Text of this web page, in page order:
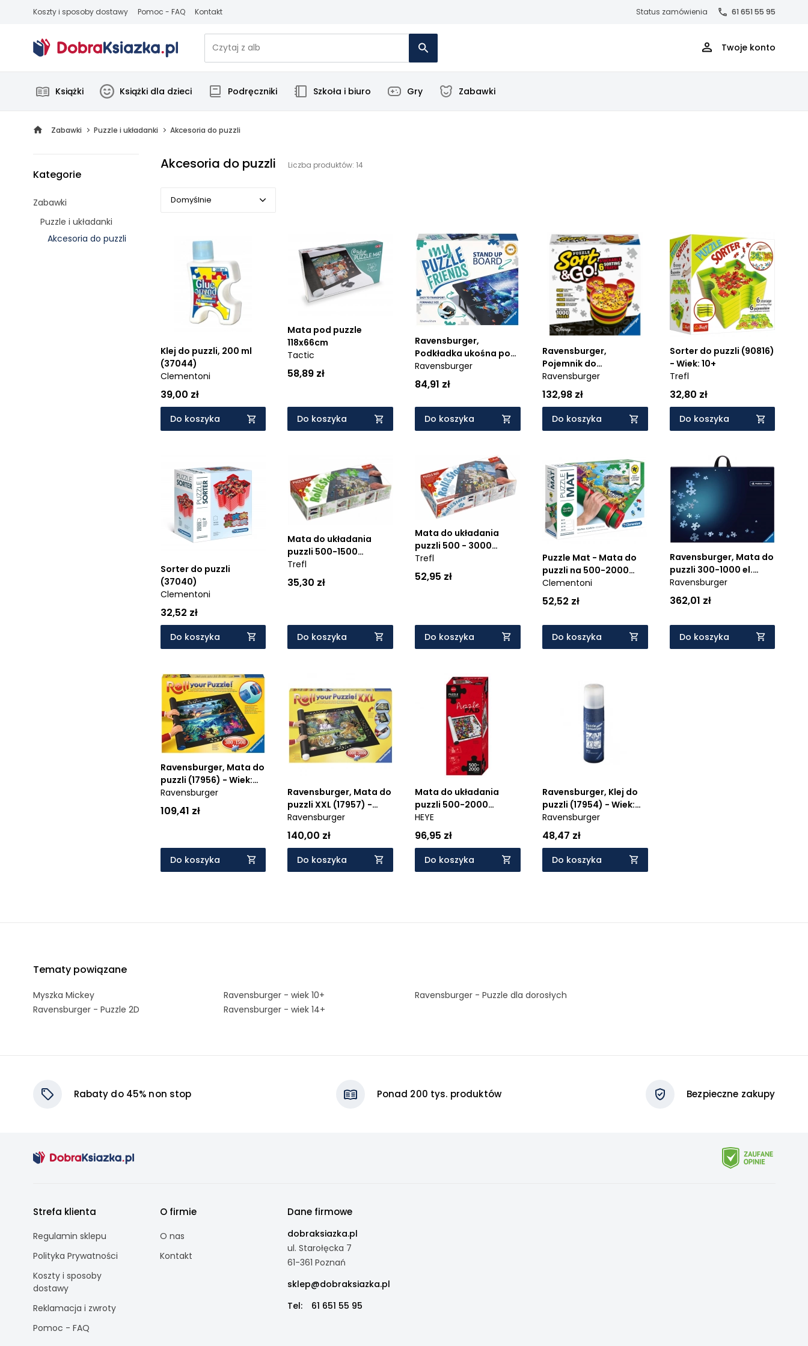
Koszty i sposoby dostawy Pomoc - FAQ Kontakt Status zamówienia 61 651 55 95
Twoje konto
Książki Książki dla dzieci Podręczniki Szkoła i biuro Gry Zabawki
Zabawki Puzzle i układanki Akcesoria do puzzli
Kategorie
Zabawki
Puzzle i układanki
Akcesoria do puzzli
Akcesoria do puzzli Liczba produktów: 14
Domyślnie
Popularne
Cena rosnąco
Cena malejąco
Od najnowszych
Od najstarszych
Klej do puzzli, 200 ml
(37044)
Clementoni
39,00 zł
Do koszyka
Mata pod puzzle
118x66cm
Tactic
58,89 zł
Do koszyka
Ravensburger,
Podkładka ukośna pod
puzzle (17976) - Wiek:
14+
Ravensburger
84,91 zł
Do koszyka
Ravensburger,
Pojemnik do
sortowania puzzli -
Mickey's Sort&Go!
(17975) - Wiek: 3+
Ravensburger
132,98 zł
Do koszyka
Sorter do puzzli (90816)
- Wiek: 10+
Trefl
32,80 zł
Do koszyka
Sorter do puzzli
(37040)
Clementoni
32,52 zł
Do koszyka
Mata do układania
puzzli 500-1500
elementów (60985)
Trefl
35,30 zł
Do koszyka
Mata do układania
puzzli 500 - 3000
elementów (60986)
Trefl
52,95 zł
Do koszyka
Puzzle Mat - Mata do
puzzli na 500-2000
elementów (30229)
Clementoni
52,52 zł
Do koszyka
Ravensburger, Mata do
puzzli 300-1000 el.
(179626) - Wiek: 14+
Ravensburger
362,01 zł
Do koszyka
Ravensburger, Mata do
puzzli (17956) - Wiek:
14+
Ravensburger
109,41 zł
Do koszyka
Ravensburger, Mata do
puzzli XXL (17957) -
Wiek: 14+
Ravensburger
140,00 zł
Do koszyka
Mata do układania
puzzli 500-2000
(80589)
HEYE
96,95 zł
Do koszyka
Ravensburger, Klej do
puzzli (17954) - Wiek:
14+
Ravensburger
48,47 zł
Do koszyka
Tematy powiązane
Myszka Mickey
Ravensburger - Puzzle 2D
Ravensburger - wiek 10+
Ravensburger - wiek 14+
Ravensburger - Puzzle dla dorosłych
Rabaty do 45% non stop Ponad 200 tys. produktów Bezpieczne zakupy
Strefa klienta
Regulamin sklepu
Polityka Prywatności
Koszty i sposoby
dostawy
Reklamacja i zwroty
Pomoc - FAQ
O firmie
O nas
Kontakt
Dane firmowe
dobraksiazka.pl
ul. Starołęcka 7
61-361 Poznań
sklep@dobraksiazka.pl
Tel:
61 651 55 95